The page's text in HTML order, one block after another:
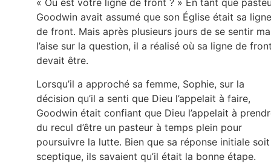
« Où est votre ligne de front ? » En tant que
Goodwin avait assumé que son Église était sa ligne
de front. Mais après plusieurs jours de se sentir
l’aise sur la question, il a réalisé où sa ligne de
devait être.
Lorsqu’il a approché sa femme, Sophie, sur la
décision qu’il a senti que Dieu l’appelait à faire,
Goodwin était confiant que Dieu l’appelait à
du recul d’être un pasteur à temps plein pour
poursuivre la lutte. Bien que sa réponse initiale soit
sceptique, ils savaient qu’il était la bonne étape.